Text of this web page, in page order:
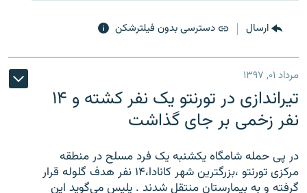
ارسال دسترسی بدون فیلترشکن
مرداد ۰۱, ۱۳۹۷
تیراندازی در تورنتو یک نفر کشته و ۱۴
نفر زخمی بر جای گذاشت
در پی حمله شامگاه یکشنبه یک فرد مسلح در منطقه
مرکزی تورنتو ،‌بزرگترین شهر کانادا،۱۴ نفر هدف گلوله قرار
گرفته و به بیمارستان منتقل شدند . پلیس می‌گوید این